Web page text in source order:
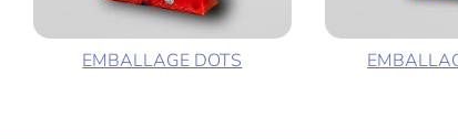
EMBALLAGE DOTS